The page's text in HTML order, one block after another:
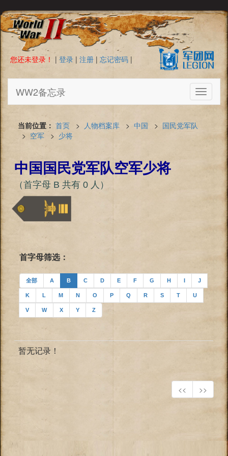
您还未登录！ | 登录 | 注册 | 忘记密码 |
Toggle
WW2备忘录
当前位置： 首页 > 人物档案库 > 中国 > 国民党军队
> 空军 > 少将
中国国民党军队空军少将
（首字母 B 共有 0 人）
首字母筛选：
全部 A B C D E F G H I J
K L M N O P Q R S T U
V W X Y Z
暂无记录！
<< >>